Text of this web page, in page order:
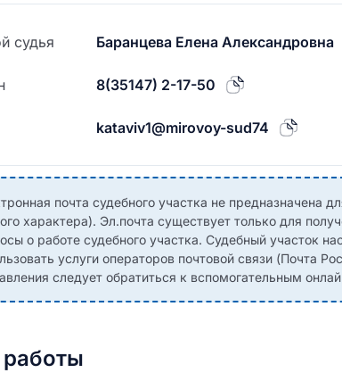
судья Баранцева Елена Александровна
8(35147) 2-17-50
kataviv1@mirovoy-sud74
почта судебного участка не предназначена
характера). Эл.почта существует только для
о работе судебного участка. Судебный участок
услуги операторов почтовой связи (Почта
следует обратиться к вспомогательным